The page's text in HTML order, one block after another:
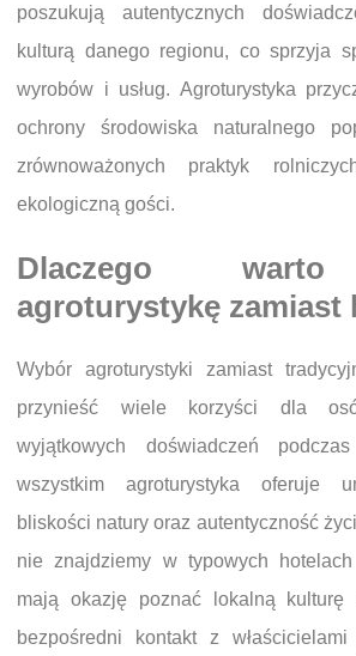
poszukują autentycznych
kulturą danego regionu, co sprzyja
wyrobów i usług. Agroturystyka
ochrony środowiska naturalnego
zrównoważonych praktyk
ekologiczną gości.
Dlaczego
agroturystykę zamiast
Wybór agroturystyki zamiast
przynieść wiele korzyści dla
wyjątkowych doświadczeń
wszystkim agroturystyka oferuje
bliskości natury oraz autentyczność
nie znajdziemy w typowych
mają okazję poznać lokalną kulturę
bezpośredni kontakt z